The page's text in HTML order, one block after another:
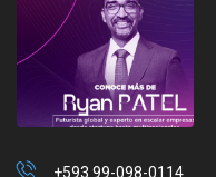
+593 99-098-0114